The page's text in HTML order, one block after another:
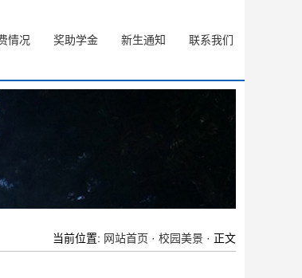
情况 奖助学金 新生通知 联系我们
当前位置: 网站首页 · 校园美景· 正文